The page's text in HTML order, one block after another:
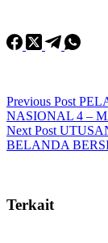
Previous Post
NASIONAL 4 –
Next Post
BELANDA
Terkait